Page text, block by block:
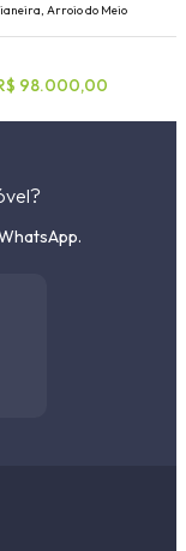
Arroio do Meio
98.000,00